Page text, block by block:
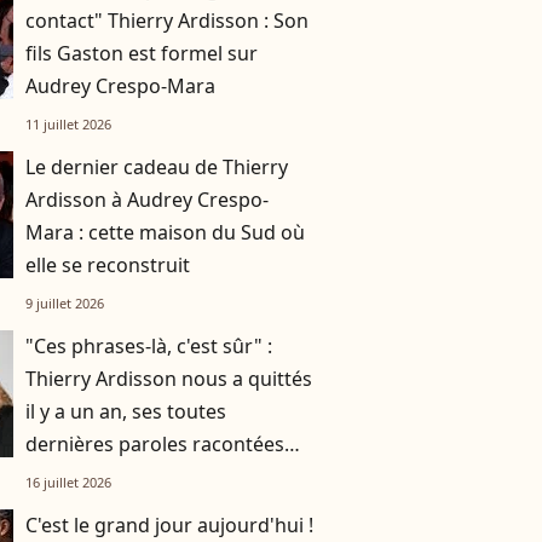
contact" Thierry Ardisson : Son
fils Gaston est formel sur
Audrey Crespo-Mara
11 juillet 2026
Le dernier cadeau de Thierry
Ardisson à Audrey Crespo-
Mara : cette maison du Sud où
elle se reconstruit
9 juillet 2026
"Ces phrases-là, c'est sûr" :
Thierry Ardisson nous a quittés
il y a un an, ses toutes
dernières paroles racontées
par sa femme Audrey Crespo-
16 juillet 2026
C'est le grand jour aujourd'hui !